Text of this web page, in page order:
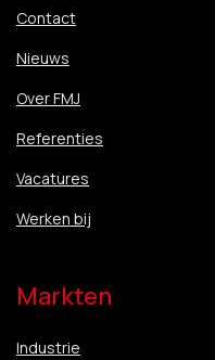
Contact
Nieuws
Over FMJ
Referenties
Vacatures
Werken bij
Markten
Industrie